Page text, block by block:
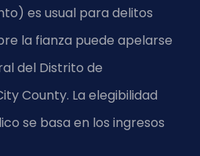
es usual para delitos
la fianza puede apelarse
del Distrito de
County. La elegibilidad
se basa en los ingresos